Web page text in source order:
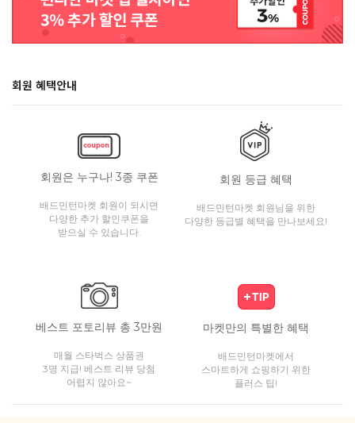
회원 혜택안내
회원은 누구나! 3종 쿠폰
배드민턴마켓 회원이 되시면
다양한 추가 할인쿠폰을
받으실 수 있습니다.
회원 등급 혜택
배드민턴마켓 회원님을 위한
다양한 등급별 혜택을 만나보세요!
베스트 포토리뷰 총 3만원
매월 스타벅스 상품권
3명 지급! 베스트 리뷰 당첨
어렵지 않아요~
마켓만의 특별한 혜택
배드민턴마켓에서
스마트하게 쇼핑하기 위한
플러스 팁!